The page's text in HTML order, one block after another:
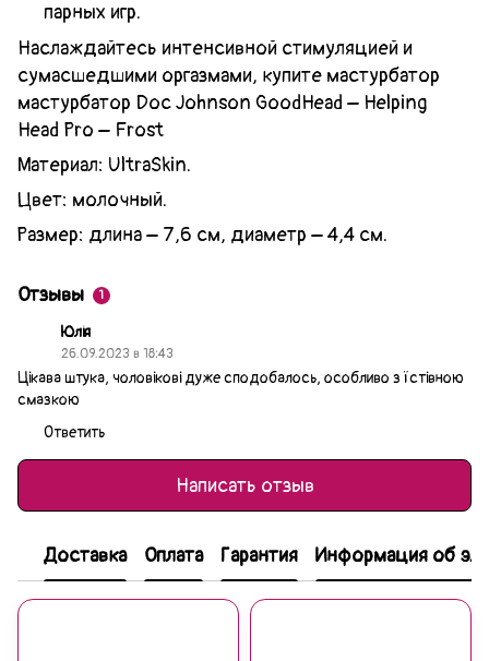
парных игр.
Наслаждайтесь интенсивной стимуляцией и
сумасшедшими оргазмами, купите мастурбатор
мастурбатор Doc Johnson GoodHead – Helping
Head Pro – Frost
Материал: UltraSkin.
Цвет: молочный.
Размер: длина – 7,6 см, диаметр – 4,4 см.
Отзывы 1
Юлія
26.09.2023 в 18:43
Цікава штука, чоловікові дуже сподобалось, особливо з їстівною
смазкою
Ответить
Написать отзыв
Доставка Оплата Гарантия Информация об